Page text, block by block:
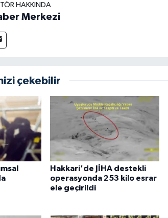
HAKKINDA
Merkezi
çekebilir
Hakkari'de JİHA destekli
operasyonda 253 kilo esrar
ele geçirildi